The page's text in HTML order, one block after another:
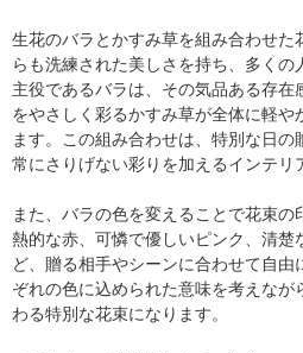
生花のバラとかすみ草を組み合わせた
らも洗練された美しさを持ち、多くの
主役であるバラは、その気品ある存在
をやさしく彩るかすみ草が全体に軽
ます。この組み合わせは、特別な日の
常にさりげない彩りを加えるインテリ
また、バラの色を変えることで花束
熱的な赤、可憐で優しいピンク、清楚
ど、贈る相手やシーンに合わせて自
ぞれの色に込められた意味を考えな
わる特別な花束になります。